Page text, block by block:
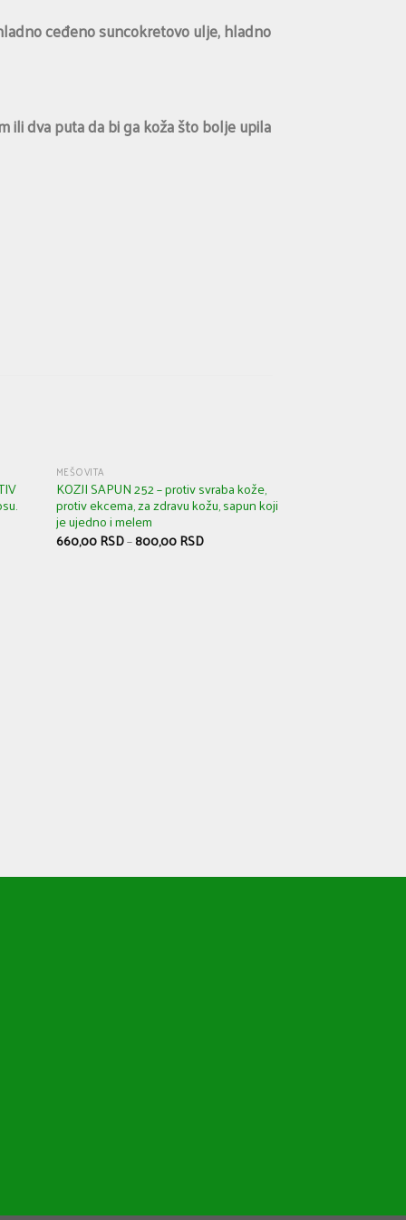
ceđeno suncokretovo ulje, hladno
ili dva puta da bi ga koža što bolje upila
MEŠOVITA
KOZJI SAPUN 252 – protiv svraba kože,
protiv ekcema, za zdravu kožu, sapun koji
je ujedno i melem
660,00RSD–800,00RSD